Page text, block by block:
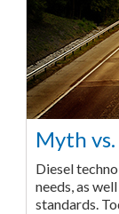
Myth
Diesel
needs, as
standards.